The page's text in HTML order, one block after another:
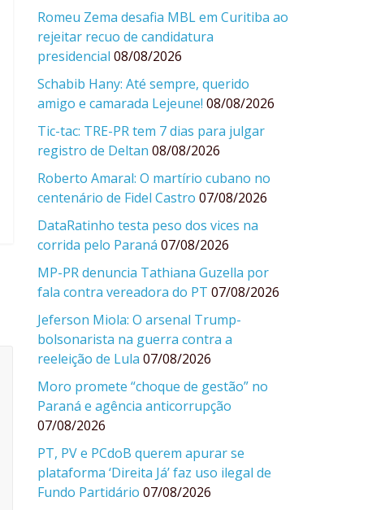
Romeu Zema desafia MBL em Curitiba ao
rejeitar recuo de candidatura
presidencial 08/08/2026
Schabib Hany: Até sempre, querido
amigo e camarada Lejeune! 08/08/2026
Tic-tac: TRE-PR tem 7 dias para julgar
registro de Deltan 08/08/2026
Roberto Amaral: O martírio cubano no
centenário de Fidel Castro 07/08/2026
DataRatinho testa peso dos vices na
corrida pelo Paraná 07/08/2026
MP-PR denuncia Tathiana Guzella por
fala contra vereadora do PT 07/08/2026
Jeferson Miola: O arsenal Trump-
bolsonarista na guerra contra a
reeleição de Lula 07/08/2026
Moro promete “choque de gestão” no
Paraná e agência anticorrupção
07/08/2026
PT, PV e PCdoB querem apurar se
plataforma ‘Direita Já’ faz uso ilegal de
Fundo Partidário 07/08/2026